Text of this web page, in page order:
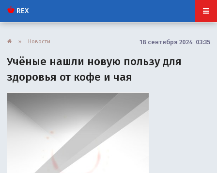
REX
» Новости 18 сентября 2024 03:35
Учёные нашли новую пользу для
здоровья от кофе и чая